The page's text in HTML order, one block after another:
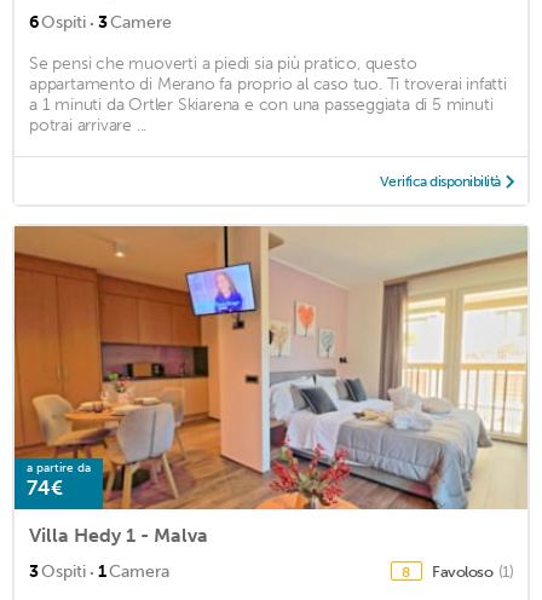
6Ospiti · 3Camere
Se pensi che muoverti a piedi sia più pratico, questo
appartamento di Merano fa proprio al caso tuo. Ti troverai infatti
a 1 minuti da Ortler Skiarena e con una passeggiata di 5 minuti
potrai arrivare ...
Verifica disponibilità
a partire da
74€
Villa Hedy 1 - Malva
3Ospiti · 1Camera 8 Favoloso (1)